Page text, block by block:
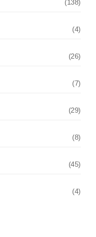
(138)
(4)
(26)
(7)
(29)
(8)
(45)
(4)